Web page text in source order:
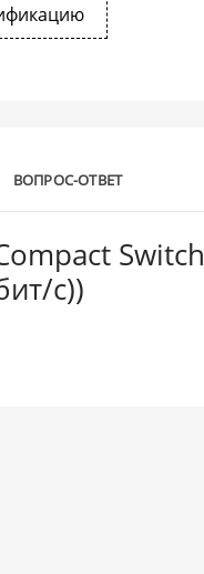
ВОПРОС-ОТВЕТ
Switch
с))